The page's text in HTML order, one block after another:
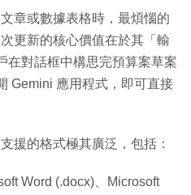
章或數據表格時，最煩惱的
更新的核心價值在於其「輸
在對話框中構思完預算案草案
Gemini 應用程式，即可直接
援的格式極其廣泛，包括：
Word (.docx)、Microsoft